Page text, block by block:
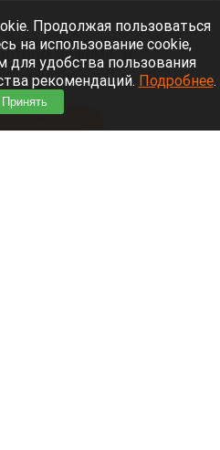
режиме, и
влияют на его
Продолжая пользоваться
на использование cookie,
удобства пользования
рекомендаций. Подробнее.
Принять